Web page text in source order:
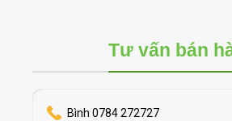
Tư vấn bán
Bình 0784 272727